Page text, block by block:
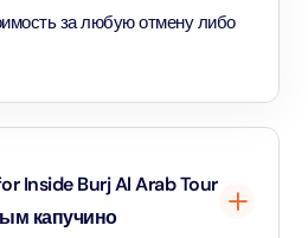
за любую отмену либо
Inside Burj Al Arab Tour
капучино